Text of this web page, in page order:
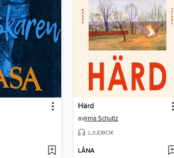
Härd
avIrma Schultz
LJUDBOK
LÅNA